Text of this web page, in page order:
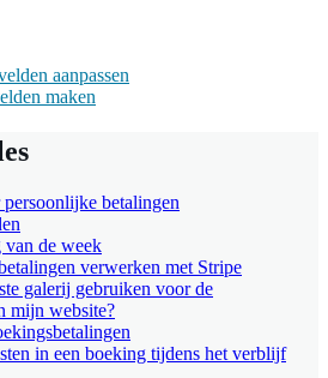
aanpassen
maken
betalingen
van de week
verwerken met Stripe
galerij gebruiken voor de
mijn website?
in een boeking tijdens het verblijf